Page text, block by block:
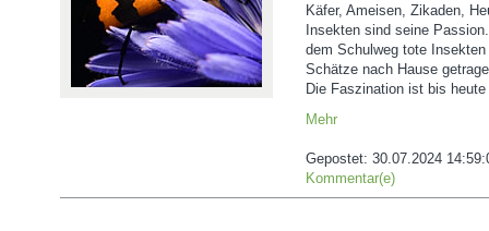
Käfer, Ameisen, Zikaden,
Insekten sind seine
dem Schulweg tote
Schätze nach Hause
Die Faszination ist bis
Mehr
Gepostet: 30.07.2024
Kommentar(e)